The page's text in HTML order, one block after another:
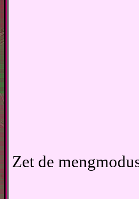
Zet de